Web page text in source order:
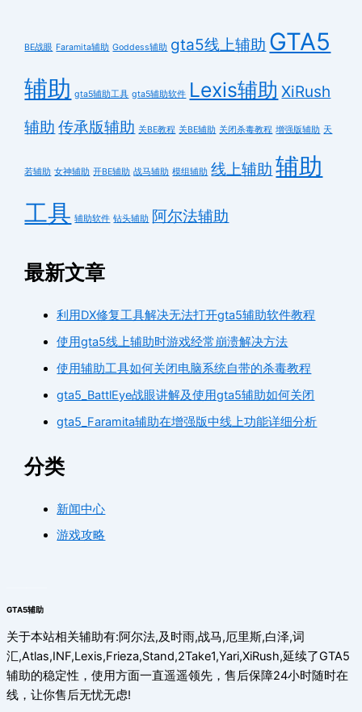
BE战眼 Faramita辅助 Goddess辅助 gta5线上辅助 GTA5
辅助 gta5辅助工具 gta5辅助软件 Lexis辅助 XiRush
辅助 传承版辅助 关BE教程 关BE辅助 关闭杀毒教程 增强版辅助 天
若辅助 女神辅助 开BE辅助 战马辅助 模组辅助 线上辅助 辅助
工具 辅助软件 钻头辅助 阿尔法辅助
最新文章
利用DX修复工具解决无法打开gta5辅助软件教程
使用gta5线上辅助时游戏经常崩溃解决方法
使用辅助工具如何关闭电脑系统自带的杀毒教程
gta5_BattlEye战眼讲解及使用gta5辅助如何关闭
gta5_Faramita辅助在增强版中线上功能详细分析
分类
新闻中心
游戏攻略
GTA5辅助
关于本站相关辅助有:阿尔法,及时雨,战马,厄里斯,白泽,词
汇,Atlas,INF,Lexis,Frieza,Stand,2Take1,Yari,XiRush,延续了GTA5
辅助的稳定性，使用方面一直遥遥领先，售后保障24小时随时在
线，让你售后无忧无虑!